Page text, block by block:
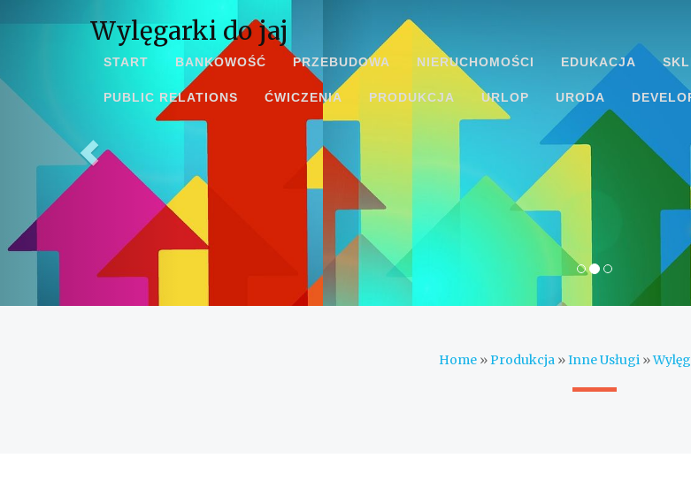
Wylęgarki do jaj
START BANKOWOŚĆ PRZEBUDOWA NIERUCHOMOŚCI EDUKACJA
PUBLIC RELATIONS ĆWICZENIA PRODUKCJA URLOP URODA
Home»Produkcja»Inne Usługi»